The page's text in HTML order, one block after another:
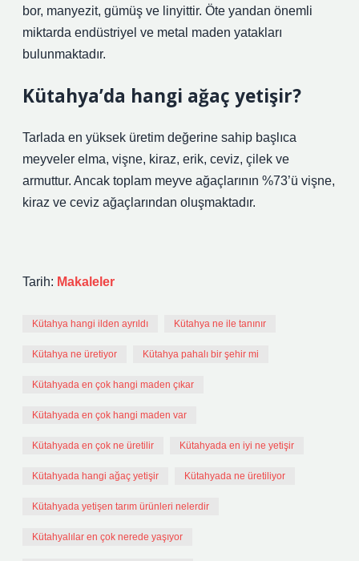
bor, manyezit, gümüş ve linyittir. Öte yandan önemli
miktarda endüstriyel ve metal maden yatakları
bulunmaktadır.
Kütahya’da hangi ağaç yetişir?
Tarlada en yüksek üretim değerine sahip başlıca
meyveler elma, vişne, kiraz, erik, ceviz, çilek ve
armuttur. Ancak toplam meyve ağaçlarının %73’ü vişne,
kiraz ve ceviz ağaçlarından oluşmaktadır.
Tarih: Makaleler
Kütahya hangi ilden ayrıldı Kütahya ne ile tanınır
Kütahya ne üretiyor Kütahya pahalı bir şehir mi
Kütahyada en çok hangi maden çıkar
Kütahyada en çok hangi maden var
Kütahyada en çok ne üretilir Kütahyada en iyi ne yetişir
Kütahyada hangi ağaç yetişir Kütahyada ne üretiliyor
Kütahyada yetişen tarım ürünleri nelerdir
Kütahyalılar en çok nerede yaşıyor